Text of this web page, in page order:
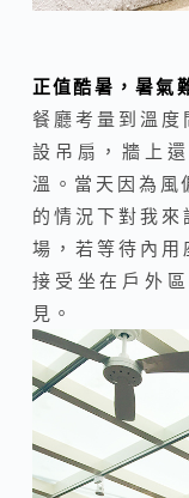
正值酷暑，暑氣
餐廳考量到溫度
設吊扇，牆上
溫。當天因為風
的情況下對我來
場，若等待內用
接受坐在戶外
見。